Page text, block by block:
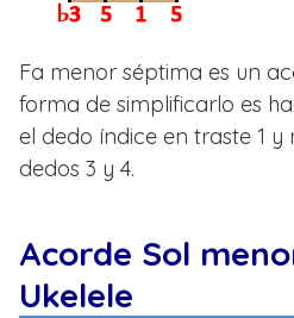
Fa menor séptima es un
forma de simplificarlo es
el dedo índice en traste 1
dedos 3 y 4.
Acorde Sol
Ukelele